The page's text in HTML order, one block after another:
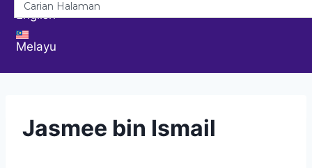
English
Melayu
Jasmee bin Ismail